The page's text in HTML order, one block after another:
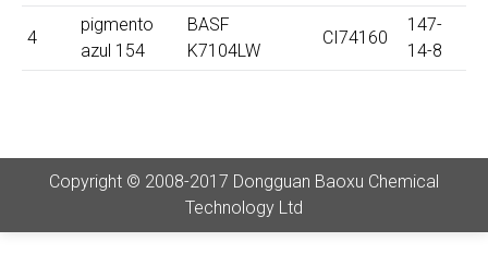
4
pigmento
azul 154
BASF
K7104LW
CI74160
147-
14-8
Copyright © 2008-2017 Dongguan Baoxu Chemical
Technology Ltd